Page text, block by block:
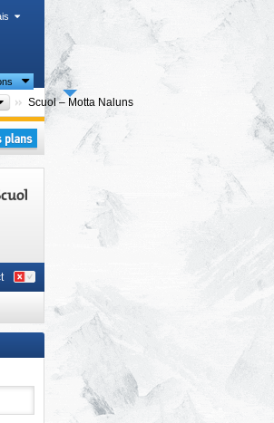
Régions touristiques
Scuol – Motta Naluns